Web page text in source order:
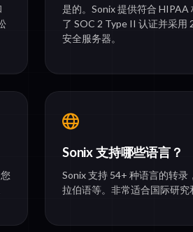
是的。Sonix 提供符合
了 SOC 2 Type II 认证并采
安全服务器。
Sonix 支持哪些语言？
Sonix 支持 54+ 种语言的转
拉伯语等。非常适合国际研